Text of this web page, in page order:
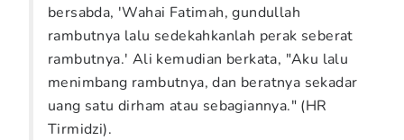
bersabda, 'Wahai Fatimah, gundullah
rambutnya lalu sedekahkanlah perak seberat
rambutnya.' Ali kemudian berkata, "Aku lalu
menimbang rambutnya, dan beratnya sekadar
uang satu dirham atau sebagiannya." (HR
Tirmidzi).